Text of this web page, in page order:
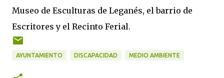
Museo de Esculturas de Leganés, el barrio de
Escritores y el Recinto Ferial.
AYUNTAMIENTO DISCAPACIDAD MEDIO AMBIENTE